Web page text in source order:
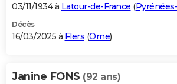
03/11/1934 à Latour-de-France (
Décès
16/03/2025 à Flers (Orne)
Janine FONS (92 ans)